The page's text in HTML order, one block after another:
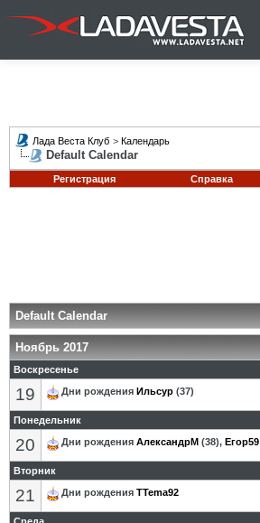
Лада Веста Клуб > Календарь
Default Calendar
Регистрация Справка
Default Calendar
Ноябрь 2017
Воскресенье
19 Дни рождения Ильсур (37)
Понедельник
20 Дни рождения АлександрМ (38), Егор59
Вторник
21 Дни рождения TTema92